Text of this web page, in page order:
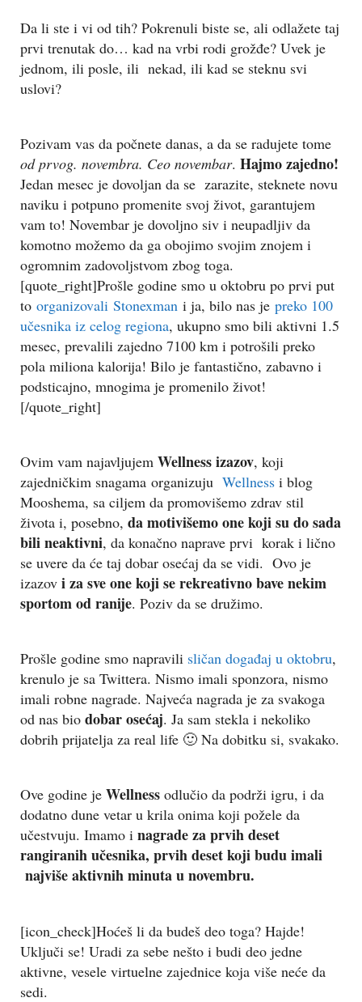
Da li ste i vi od tih? Pokrenuli biste se, ali odlažete taj
prvi trenutak do… kad na vrbi rodi grožđe? Uvek je
jednom, ili posle, ili nekad, ili kad se steknu svi
uslovi?
Pozivam vas da počnete danas, a da se radujete tome
od prvog. novembra. Ceo novembar. Hajmo zajedno!
Jedan mesec je dovoljan da se zarazite, steknete novu
naviku i potpuno promenite svoj život, garantujem
vam to! Novembar je dovoljno siv i neupadljiv da
komotno možemo da ga obojimo svojim znojem i
ogromnim zadovoljstvom zbog toga.
[quote_right]Prošle godine smo u oktobru po prvi put
to organizovali Stonexman i ja, bilo nas je preko 100
učesnika iz celog regiona, ukupno smo bili aktivni 1.5
mesec, prevalili zajedno 7100 km i potrošili preko
pola miliona kalorija! Bilo je fantastično, zabavno i
podsticajno, mnogima je promenilo život!
[/quote_right]
Ovim vam najavljujem Wellness izazov, koji
zajedničkim snagama organizuju Wellness i blog
Mooshema, sa ciljem da promovišemo zdrav stil
života i, posebno, da motivišemo one koji su do sada
bili neaktivni, da konačno naprave prvi korak i lično
se uvere da će taj dobar osećaj da se vidi. Ovo je
izazov i za sve one koji se rekreativno bave nekim
sportom od ranije. Poziv da se družimo.
Prošle godine smo napravili sličan događaj u oktobru,
krenulo je sa Twittera. Nismo imali sponzora, nismo
imali robne nagrade. Najveća nagrada je za svakoga
od nas bio dobar osećaj. Ja sam stekla i nekoliko
dobrih prijatelja za real life 🙂 Na dobitku si, svakako.
Ove godine je Wellness odlučio da podrži igru, i da
dodatno dune vetar u krila onima koji požele da
učestvuju. Imamo i nagrade za prvih deset
rangiranih učesnika, prvih deset koji budu imali
najviše aktivnih minuta u novembru.
[icon_check]Hoćeš li da budeš deo toga? Hajde!
Uključi se! Uradi za sebe nešto i budi deo jedne
aktivne, vesele virtuelne zajednice koja više neće da
sedi.